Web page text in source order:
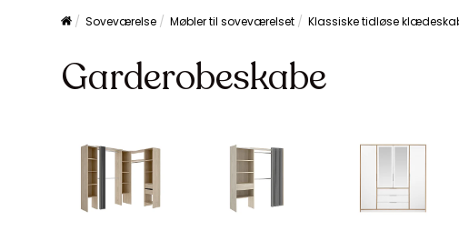
Soveværelse Møbler til soveværelset Klassiske tidløse
Garderobeskabe